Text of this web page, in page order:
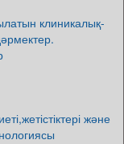
клиникалық-
және